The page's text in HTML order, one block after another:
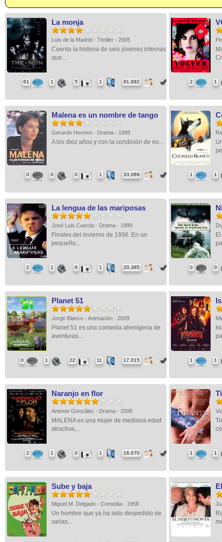
La monja
Luis de la Madrid - Thriller - 2005
Cuenta la historia de seis jóvenes internas
que...
61 1 5 1 91,692 2 1
Malena es un nombre de tango
Gerardo Herrero - Drama - 1995
A los diez años y con la condición de no...
0 0 0 1 33,089 1 1
La lengua de las mariposas
José Luis Cuerda - Drama - 1999
Finales del invierno de 1936. En un
pequeño...
2 1 6 1 20,385 0 0
Planet 51
Jorge Blanco - Animación - 2009
Planet 51 es una comedia alienígena de
aventuras...
0 1 22 11 17,015 1 1
Naranjo en flor
Antonio González - Drama - 2008
MALENA es una mujer de mediana edad
atractiva,...
2 1 0 1 16,070 1 1
Sube y baja
Miguel M. Delgado - Comedia - 1958
Un hombre que ya ha sido despedido de
varias...